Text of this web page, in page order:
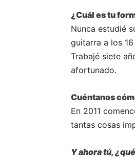
¿Cuál es tu
Nunca estudié
guitarra a los
Trabajé siete
afortunado.
Cuéntanos
En 2011
tantas cosas
Y ahora tú,